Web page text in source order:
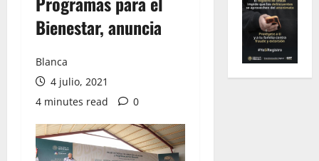
Bienestar, anuncia
Blanca
4 julio, 2021
4 minutes read
0